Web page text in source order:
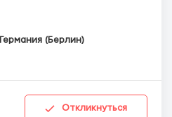
Германия (Берлин)
Откликнуться